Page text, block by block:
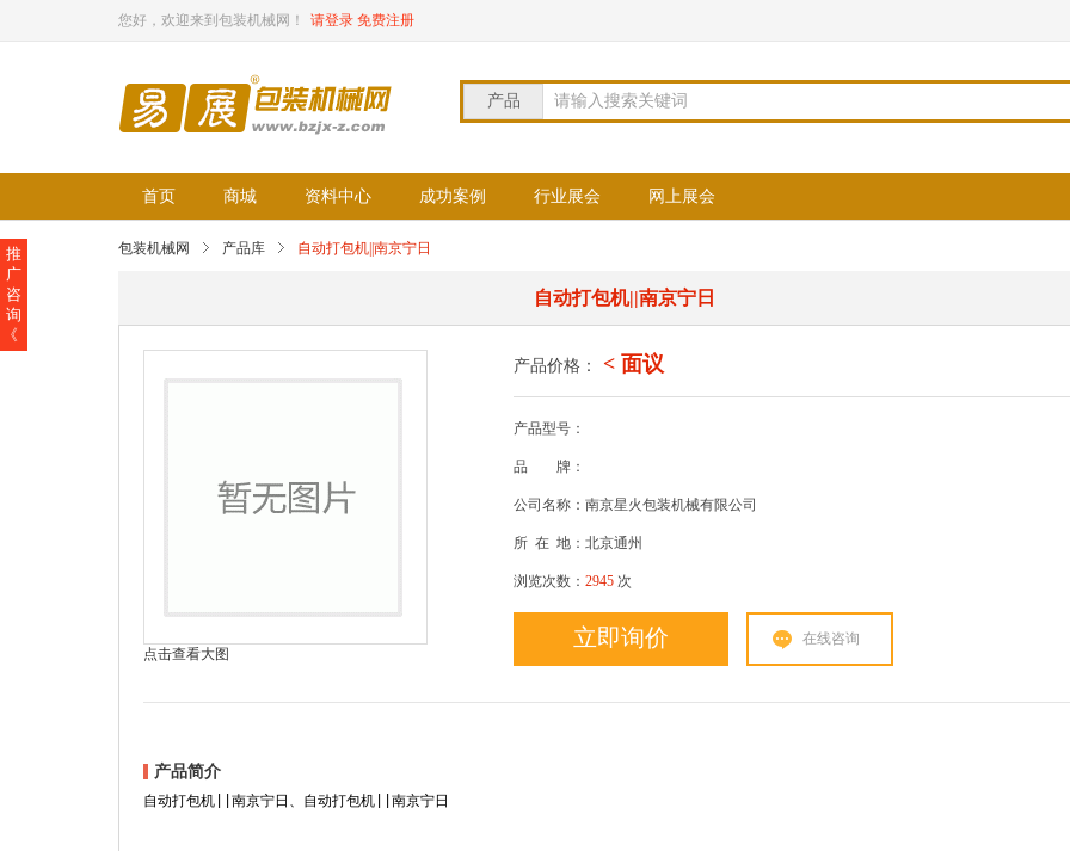
您好，欢迎来到包装机械网！ 请登录 免费注册
产品 请输入搜索关键词
首页 商城 资料中心 成功案例 行业展会 网上展会
包装机械网 产品库 自动打包机||南京宁日
自动打包机||南京宁日
点击查看大图
产品价格： < 面议
产品型号：
品 牌：
公司名称：南京星火包装机械有限公司
所 在 地：北京通州
浏览次数： 2945 次
立即询价 在线咨询
产品简介
自动打包机||南京宁日、自动打包机||南京宁日
推
广
咨
询
《